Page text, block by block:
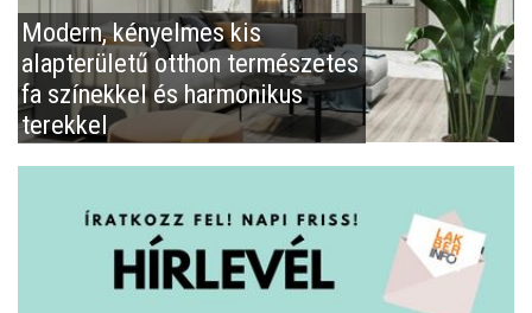
Modern, kényelmes kis
alapterületű otthon természetes
fa színekkel és harmonikus
terekkel